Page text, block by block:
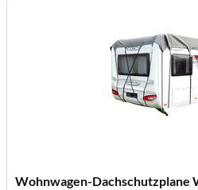
Wohnwagen-Dachschutzplane